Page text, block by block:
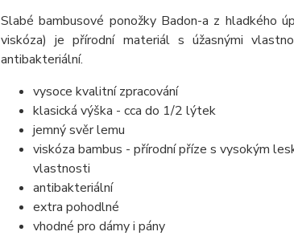
Slabé bambusové ponožky Badon-a z hladkého
viskóza) je přírodní materiál s úžasnými
antibakteriální.
vysoce kvalitní zpracování
klasická výška - cca do 1/2 lýtek
jemný svěr lemu
viskóza bambus - přírodní příze s vysokým
vlastnosti
antibakteriální
extra pohodlné
vhodné pro dámy i pány